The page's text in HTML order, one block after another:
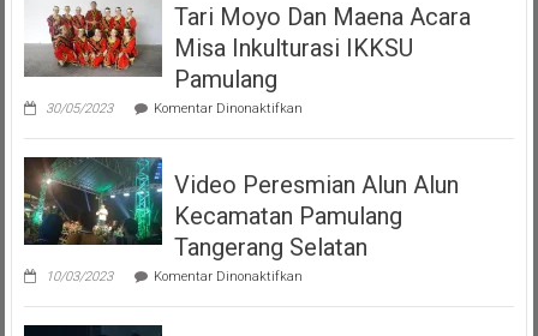
Tari Moyo Dan Maena Acara
Misa Inkulturasi IKKSU
Pamulang
30/05/2023 Komentar Dinonaktifkanpada
Moyo
Maena
Acara
Misa
Inkulturasi
IKKSU
Pamulang
Video Peresmian Alun Alun
Kecamatan Pamulang
Tangerang Selatan
10/03/2023 Komentar Dinonaktifkanpada
Peresmian